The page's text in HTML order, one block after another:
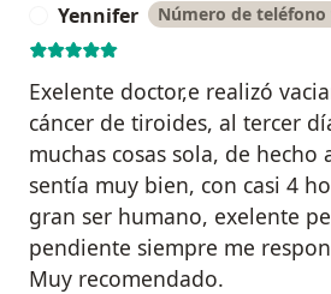
Yennifer Número de
Exelente doctor,e realizó
cáncer de tiroides, al tercer
muchas cosas sola, de
sentía muy bien, con casi 4
gran ser humano, exelente
pendiente siempre me
Muy recomendado.